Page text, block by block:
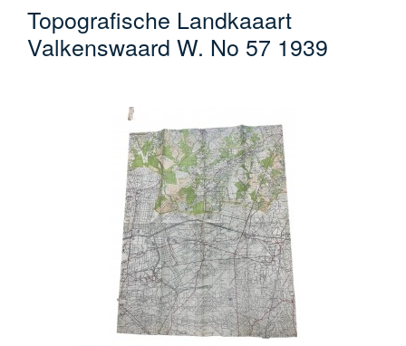
Topografische Landkaaart
Valkenswaard W. No 57 1939